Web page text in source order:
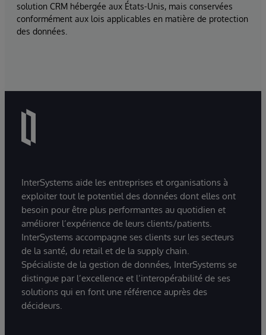
solution CRM hébergée aux États-Unis, mais conservées
conformément aux lois applicables en matière de protection
des données.
InterSystems aide les entreprises et organisations à
exploiter tout le potentiel des données dont elles ont
besoin pour être plus performantes au quotidien et
améliorer l’expérience de leurs clients/patients.
InterSystems accompagne ses clients sur les secteurs
de la santé, du retail et de la supply chain.
Spécialiste de la gestion de données, InterSystems se
distingue par l’excellence et l’interopérabilité de ses
solutions qui en font une référence auprès des
décideurs.